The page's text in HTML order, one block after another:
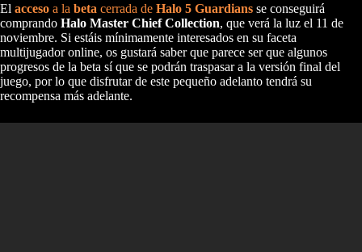
El acceso a la beta cerrada de Halo 5 Guardians se conseguirá
comprando Halo Master Chief Collection, que verá la luz el 11 de
noviembre. Si estáis mínimamente interesados en su faceta
multijugador online, os gustará saber que parece ser que algunos
progresos de la beta sí que se podrán traspasar a la versión final del
juego, por lo que disfrutar de este pequeño adelanto tendrá su
recompensa más adelante.